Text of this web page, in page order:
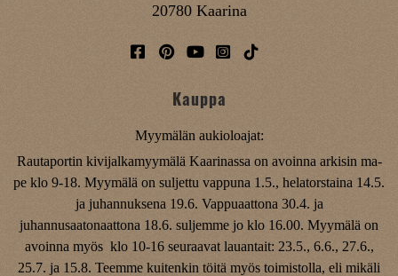
20780 Kaarina
Kauppa
Myymälän aukioloajat:
Rautaportin kivijalkamyymälä Kaarinassa on avoinna arkisin ma-
pe klo 9-18. Myymälä on suljettu vappuna 1.5., helatorstaina 14.5.
ja juhannuksena 19.6. Vappuaattona 30.4. ja
juhannusaatonaattona 18.6. suljemme jo klo 16.00. Myymälä on
avoinna myös klo 10-16 seuraavat lauantait: 23.5., 6.6., 27.6.,
25.7. ja 15.8. Teemme kuitenkin töitä myös toimistolla, eli mikäli